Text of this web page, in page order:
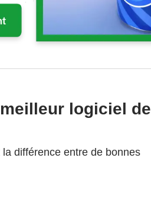
logiciel de
différence entre de bonnes